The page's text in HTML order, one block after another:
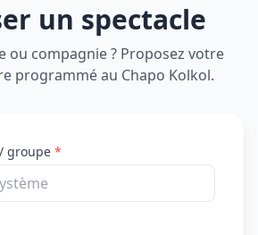
un spectacle
ou compagnie ? Proposez votre
programmé au Chapo Kolkol.
groupe *